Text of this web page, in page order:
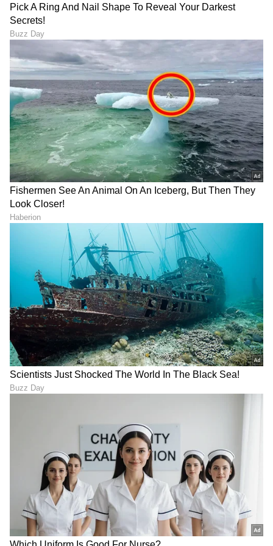
ಕನ್ನಡ ಸಿನಿಮಾ (Kannada Cinema News), ಟಿವಿ
ಕಾರ್ಯಕ್ರಮಗಳು (
ಸುದ್ದಿಗಳು ಮತ್ತು ಇತ್ತೀಚಿನ ಸುದ್ದಿಗಳಿಗಾಗಿ ಏಷ್ಯಾನೆಟ್
ಸುವರ್ಣ ನ್ಯೂಸ್‌ನಲ್ಲಿ ಮನರಂಜನಾ ವಿಭಾಗ ನೋಡಿ.
ಸಿನಿಮಾ ವಿಮರ್ಶೆಗಳು (Kannada Movies Review),
ತಾರೆಯರ ಸಂದರ್ಶನಗಳು, ಧಾರಾವಾಹಿ ಅಪ್‌ಡೇಟ್ಸ್‌,
ತೆರೆಮರೆಯ ಕಥೆಗಳು,OTT ರಿಲೀಸ್‌ಗಳ ಬಗ್ಗೆ
ಮಾಹಿತಿಯೂ ಇಲ್ಲಿದೆ.
DOWNLOAD APP
RECOMMENDED STORIES
ಮಹೇಶ್ ಬಾಬು ವಿಚಿತ್ರ
Costume Controversy: